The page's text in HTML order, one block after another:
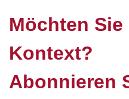
Möchten Sie
Kontext?
Abonnieren